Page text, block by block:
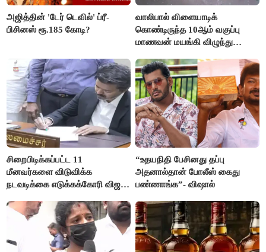
அஜித்தின் 'டேர் டெவில்' ப்ரீ-
பிசினஸ் ரூ.185 கோடி?
வாலிபால் விளையாடிக்
கொண்டிருந்த 10ஆம் வகுப்பு
மாணவன் மயங்கி விழுந்து
சிறைபிடிக்கப்பட்ட 11
மீனவர்களை விடுவிக்க
நடவடிக்கை எடுக்கக்கோரி விஜய்
“உதயநிதி பேசினது தப்பு
அதனால்தான் போலீஸ் கைது
பண்ணாங்க”- விஷால்